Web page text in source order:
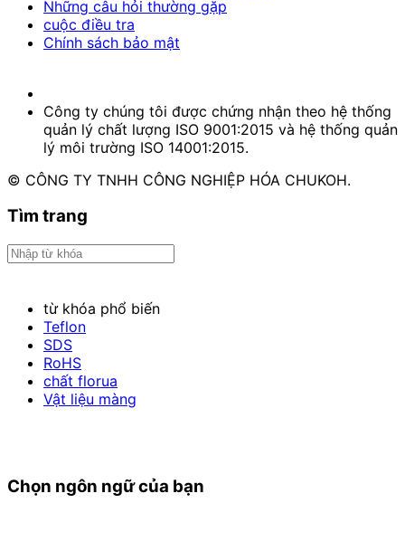
Những câu hỏi thường gặp
cuộc điều tra
Chính sách bảo mật
Công ty chúng tôi được chứng nhận theo hệ thống
quản lý chất lượng ISO 9001:2015 và hệ thống quản
lý môi trường ISO 14001:2015.
© CÔNG TY TNHH CÔNG NGHIỆP HÓA CHUKOH.
Tìm trang
từ khóa phổ biến
Teflon
SDS
RoHS
chất florua
Vật liệu màng
Chọn ngôn ngữ của bạn